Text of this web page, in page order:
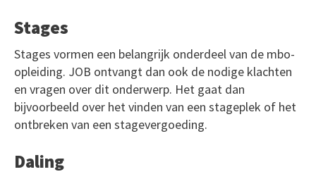
Stages
Stages vormen een belangrijk onderdeel van de mbo-
opleiding. JOB ontvangt dan ook de nodige klachten
en vragen over dit onderwerp. Het gaat dan
bijvoorbeeld over het vinden van een stageplek of het
ontbreken van een stagevergoeding.
Daling